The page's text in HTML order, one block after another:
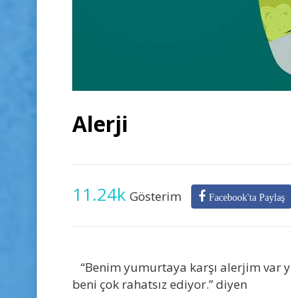
Alerji
11.24k Gösterim Facebook'ta Paylaş
“Benim yumurtaya karşı alerjim var
beni çok rahatsız ediyor.” diyen